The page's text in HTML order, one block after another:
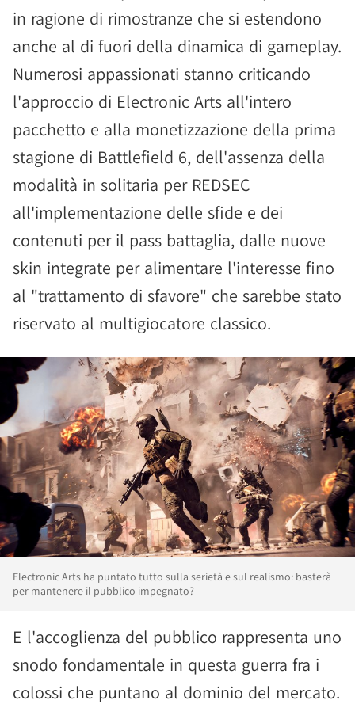
in ragione di rimostranze che si estendono
anche al di fuori della dinamica di gameplay.
Numerosi appassionati stanno criticando
l'approccio di Electronic Arts all'intero
pacchetto e alla monetizzazione della prima
stagione di Battlefield 6, dell'assenza della
modalità in solitaria per REDSEC
all'implementazione delle sfide e dei
contenuti per il pass battaglia, dalle nuove
skin integrate per alimentare l'interesse fino
al "trattamento di sfavore" che sarebbe stato
riservato al multigiocatore classico.
Electronic Arts ha puntato tutto sulla serietà e sul realismo: basterà
per mantenere il pubblico impegnato?
E l'accoglienza del pubblico rappresenta uno
snodo fondamentale in questa guerra fra i
colossi che puntano al dominio del mercato.